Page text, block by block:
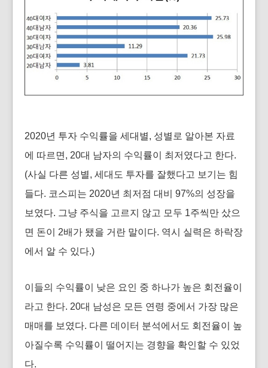
2020년 투자 수익률을 세대별, 성별로 알아본 자료
에 따르면, 20대 남자의 수익률이 최저였다고 한다.
(사실 다른 성별, 세대도 투자를 잘했다고 보기는 힘
들다. 코스피는 2020년 최저점 대비 97%의 성장을
보였다. 그냥 주식을 고르지 않고 모두 1주씩만 샀으
면 돈이 2배가 됐을 거란 말이다. 역시 실력은 하락장
에서 알 수 있다.)
이들의 수익률이 낮은 요인 중 하나가 높은 회전율이
라고 한다. 20대 남성은 모든 연령 중에서 가장 많은
매매를 보였다. 다른 데이터 분석에서도 회전율이 높
아질수록 수익률이 떨어지는 경향을 확인할 수 있었
다.